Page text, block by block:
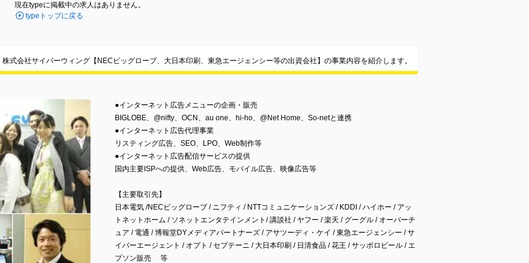
現在typeに掲載中の求人はありません。
typeトップに戻る
株式会社サイバーウィング【NECビッグローブ、大日本印刷、東急エージェンシー等の出資会社】の事業内容を紹介します。
●インターネット広告メニューの企画・販売
BIGLOBE、@nifty、OCN、au one、hi-ho、@Net Home、So-netと連携
●インターネット広告代理事業
リスティング広告、SEO、LPO、Web制作等
●インターネット広告配信サービスの提供
国内主要ISPへの提供、Web広告、モバイル広告、映像広告等
【主要取引先】
日本電気 /NECビッグローブ / ニフティ / NTTコミュニケーションズ / KDDI / ハイホー / アッ
トネットホーム / ソネットエンタテインメント/ 講談社 / ヤフー / 楽天 / グーグル / オーバーチ
ュア / 電通 / 博報堂DYメディアパートナーズ / アサツーディ・ケイ / 東急エージェンシー / サ
イバーエージェント / オプト / セプテーニ / 大日本印刷 / 日清食品 / 花王 / サッポロビール / エ
プソン販売 等